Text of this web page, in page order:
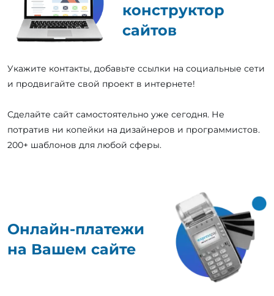
конструктор
сайтов
Укажите контакты, добавьте ссылки на социальные сети
и продвигайте свой проект в интернете!
Сделайте сайт самостоятельно уже сегодня. Не
потратив ни копейки на дизайнеров и программистов.
200+ шаблонов для любой сферы.
Онлайн-платежи
на Вашем сайте